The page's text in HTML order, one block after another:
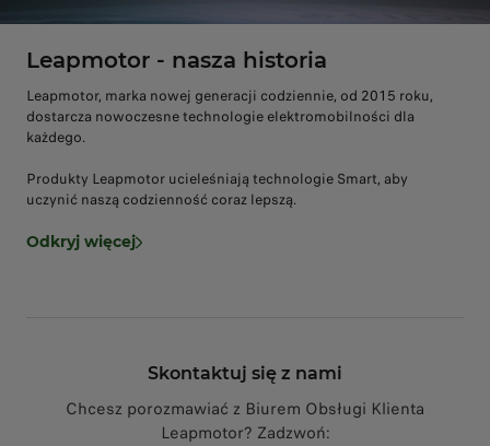
Leapmotor - nasza historia
Leapmotor, marka nowej generacji codziennie, od 2015 roku,
dostarcza nowoczesne technologie elektromobilności dla
każdego.
Produkty Leapmotor ucieleśniają technologie Smart, aby
uczynić naszą codzienność coraz lepszą.
Odkryj więcej
Skontaktuj się z nami
Chcesz porozmawiać z Biurem Obsługi Klienta
Leapmotor? Zadzwoń: